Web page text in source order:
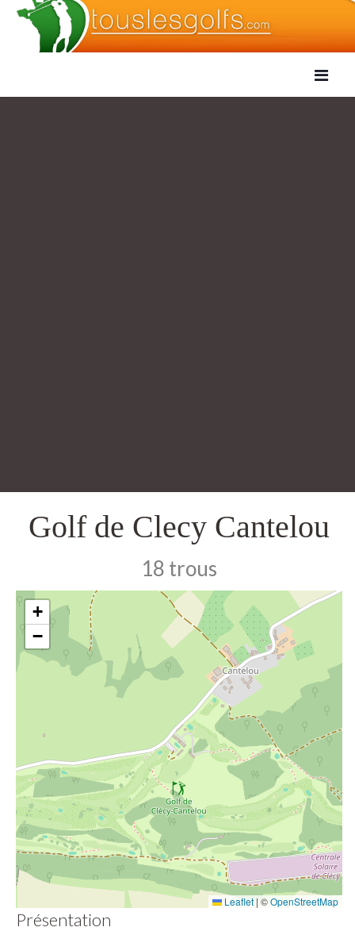
Golf de Clecy Cantelou
18 trous
+
−
Leaflet | ©OpenStreetMap
Présentation